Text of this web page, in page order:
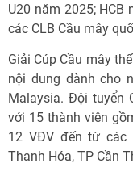
U20 năm 2025;
các CLB Cầu mây
Giải Cúp Cầu mây
nội dung dành cho
Malaysia. Đội tuyển
với 15 thành viên
12 VĐV đến từ các
Thanh Hóa, TP Cần